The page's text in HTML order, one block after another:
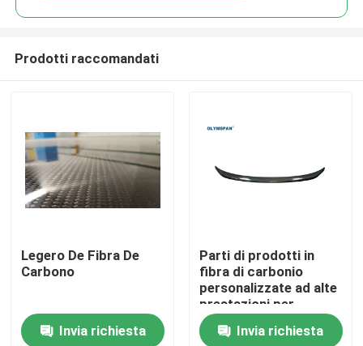
Casa.
Prodotti
Prodotti raccomandati
Legero De Fibra De
Carbono
Invia richiesta
Parti di prodotti in
fibra di carbonio
personalizzate ad alte
prestazioni per
l'industria medica e
automobilistica
Invia richiesta